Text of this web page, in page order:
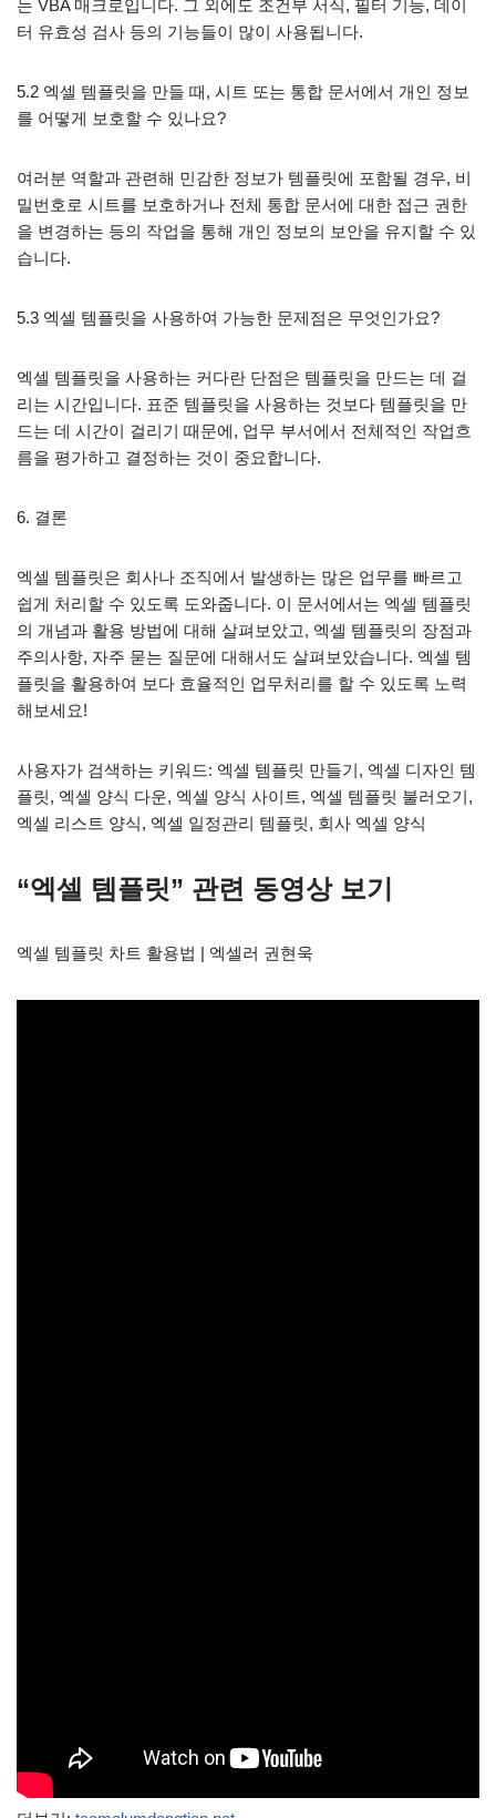
는 VBA 매크로입니다. 그 외에도 조건부 서식, 필터 기능, 데이
터 유효성 검사 등의 기능들이 많이 사용됩니다.
5.2 엑셀 템플릿을 만들 때, 시트 또는 통합 문서에서 개인 정보
를 어떻게 보호할 수 있나요?
여러분 역할과 관련해 민감한 정보가 템플릿에 포함될 경우, 비
밀번호로 시트를 보호하거나 전체 통합 문서에 대한 접근 권한
을 변경하는 등의 작업을 통해 개인 정보의 보안을 유지할 수 있
습니다.
5.3 엑셀 템플릿을 사용하여 가능한 문제점은 무엇인가요?
엑셀 템플릿을 사용하는 커다란 단점은 템플릿을 만드는 데 걸
리는 시간입니다. 표준 템플릿을 사용하는 것보다 템플릿을 만
드는 데 시간이 걸리기 때문에, 업무 부서에서 전체적인 작업흐
름을 평가하고 결정하는 것이 중요합니다.
6. 결론
엑셀 템플릿은 회사나 조직에서 발생하는 많은 업무를 빠르고
쉽게 처리할 수 있도록 도와줍니다. 이 문서에서는 엑셀 템플릿
의 개념과 활용 방법에 대해 살펴보았고, 엑셀 템플릿의 장점과
주의사항, 자주 묻는 질문에 대해서도 살펴보았습니다. 엑셀 템
플릿을 활용하여 보다 효율적인 업무처리를 할 수 있도록 노력
해보세요!
사용자가 검색하는 키워드: 엑셀 템플릿 만들기, 엑셀 디자인 템
플릿, 엑셀 양식 다운, 엑셀 양식 사이트, 엑셀 템플릿 불러오기,
엑셀 리스트 양식, 엑셀 일정관리 템플릿, 회사 엑셀 양식
“엑셀 템플릿” 관련 동영상 보기
엑셀 템플릿 차트 활용법 | 엑셀러 권현욱